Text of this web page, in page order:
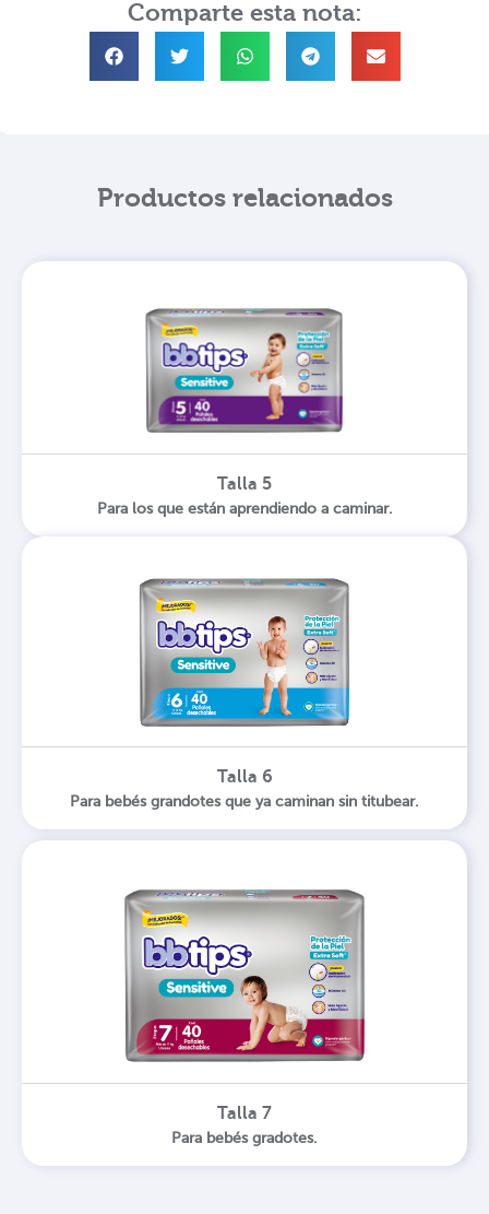
Comparte esta nota:
Productos relacionados
Talla 5
Para los que están aprendiendo a caminar.
Talla 6
Para bebés grandotes que ya caminan sin titubear.
Talla 7
Para bebés gradotes.